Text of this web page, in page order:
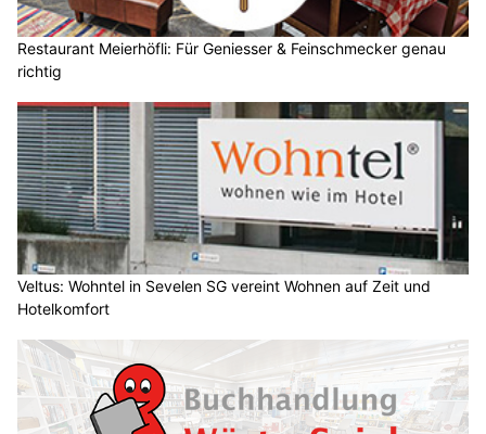
Restaurant Meierhöfli: Für Geniesser & Feinschmecker genau
richtig
Veltus: Wohntel in Sevelen SG vereint Wohnen auf Zeit und
Hotelkomfort